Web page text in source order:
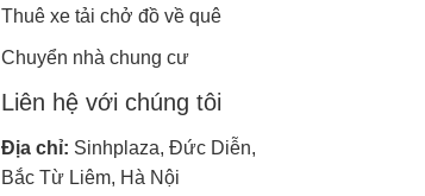
Thuê xe tải chở đồ về quê
Chuyển nhà chung cư
Liên hệ với chúng tôi
Địa chỉ: Sinhplaza, Đức Diễn,
Bắc Từ Liêm, Hà Nội